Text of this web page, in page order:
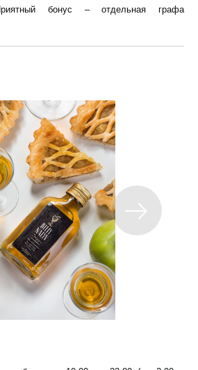
бонус – отдельная графа